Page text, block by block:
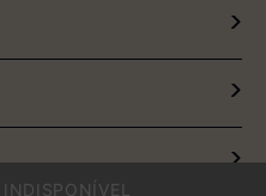
INDISPONÍVEL